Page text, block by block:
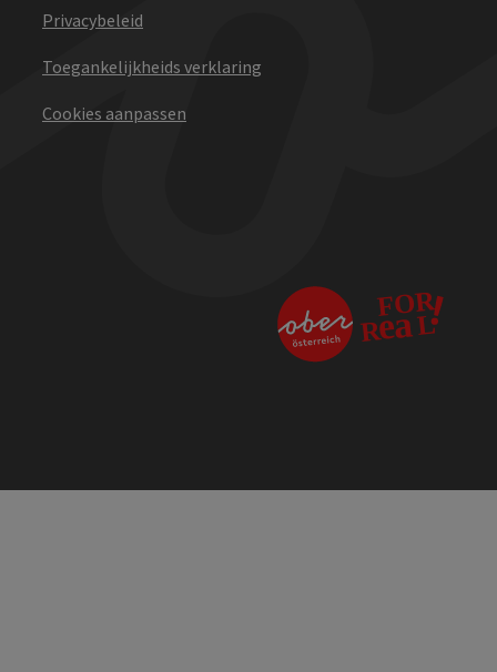
Privacybeleid
Toegankelijkheids verklaring
Cookies aanpassen